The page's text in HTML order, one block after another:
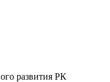
развития РК